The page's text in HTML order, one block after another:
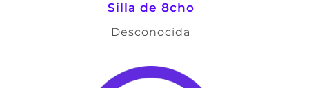
Silla de 8cho
Desconocida